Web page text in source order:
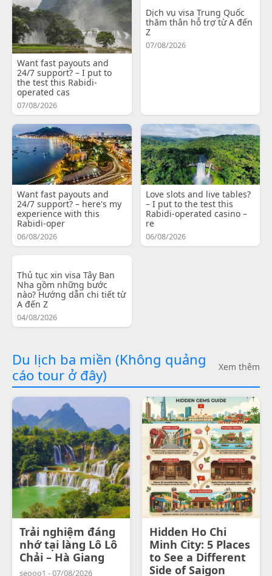
Want fast payouts and
24/7 support? – I put to
the test this Rabidi-
operated cas
07/08/2026
Dịch vụ visa Trung Quốc
thăm thân hỗ trợ từ A đến
Z
07/08/2026
Want fast payouts and
24/7 support? – here's my
experience with this
Rabidi-oper
06/08/2026
Love slots and live tables?
– I put to the test this
Rabidi-operated casino –
re
06/08/2026
Thủ tục xin visa Tây Ban
Nha gồm những bước
nào? Hướng dẫn chi tiết từ
A đến Z
04/08/2026
Du lịch ba miền (Không quảng
cáo tour ở đây)
Xem thêm
Trải nghiệm đáng
nhớ tại làng Lô Lô
Chải – Hà Giang
seooo1 - 07/08/2026
Hidden Ho Chi
Minh City: 5 Places
to See a Different
Side of Saigon